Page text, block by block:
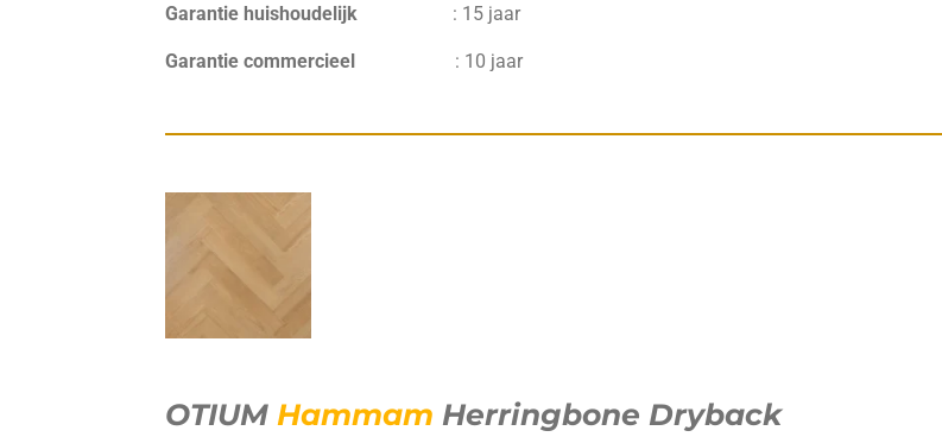
Garantie huishoudelijk : 15 jaar
Garantie commercieel : 10 jaar
OTIUM Hammam Herringbone Dryback